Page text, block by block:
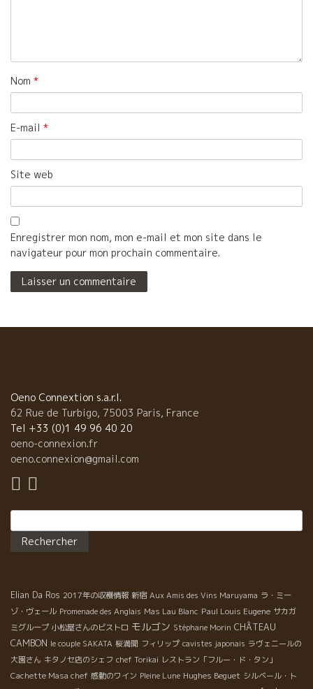
Nom *
E-mail *
Site web
Enregistrer mon nom, mon e-mail et mon site dans le
navigateur pour mon prochain commentaire.
Oeno Connextion s.a.r.l.
62 Rue de Turbigo, 75003 Paris, France
Tel +33 (0)1 49 96 40 20
oeno-connexion.fr
oeno.connexion@gmail.com
Elian Da Ros 2017年の収穫情報 新宿 Aux Amis des Vins Maruyama ラ・ミー
ゾ・ヴェール Promenade des Anglais Mas Lau Blanc Paul Louis Eugene サカガ
ミグループ 小松屋さんのビストロ モルゴン Stéphane Morin CHÂTEAU
CAMBON le couple SAKATA 桜満開 フィリップ cavistes japonais ラヴェニールの
大園さん キタノセ店のシェフ chef Torikai レストラン「フルー・ド・タン」
Cachette Masa chef 感動のワイン Pleine Lune Hughes Beguet シルベール・ト